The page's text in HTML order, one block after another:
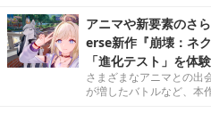
アニマや新要素のさ
erse新作『崩壊：ネ
「進化テスト」を体
さまざまなアニマとの出
が増したバトルなど、本